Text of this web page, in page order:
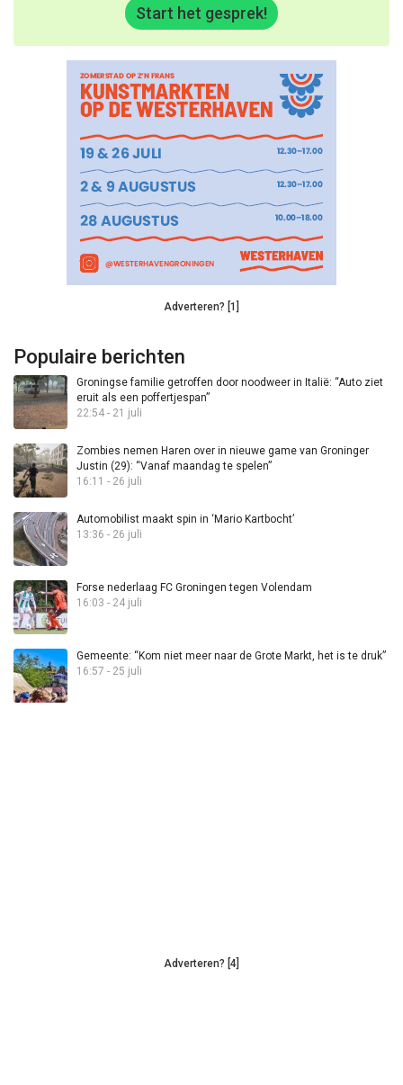
Start het gesprek!
Adverteren? [1]
Populaire berichten
Groningse familie getroffen door noodweer in Italië: “Auto ziet
eruit als een poffertjespan”
22:54 - 21 juli
Zombies nemen Haren over in nieuwe game van Groninger
Justin (29): “Vanaf maandag te spelen”
16:11 - 26 juli
Automobilist maakt spin in ‘Mario Kartbocht’
13:36 - 26 juli
Forse nederlaag FC Groningen tegen Volendam
16:03 - 24 juli
Gemeente: “Kom niet meer naar de Grote Markt, het is te druk”
16:57 - 25 juli
Adverteren? [4]